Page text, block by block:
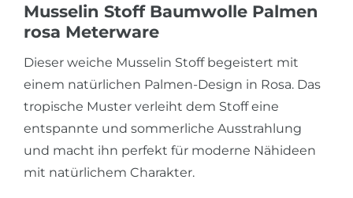
Musselin Stoff Baumwolle Palmen
rosa Meterware
Dieser weiche Musselin Stoff begeistert mit
einem natürlichen Palmen-Design in Rosa. Das
tropische Muster verleiht dem Stoff eine
entspannte und sommerliche Ausstrahlung
und macht ihn perfekt für moderne Nähideen
mit natürlichem Charakter.